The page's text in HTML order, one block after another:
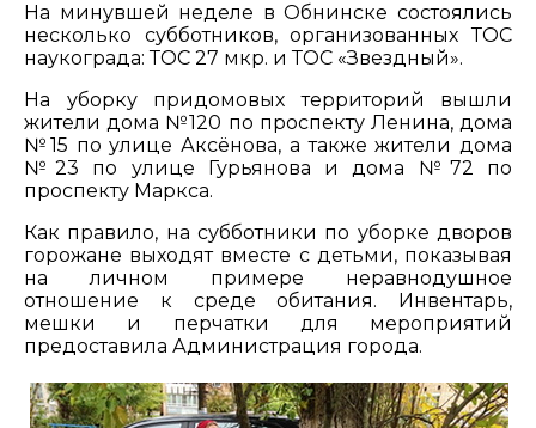
На минувшей неделе в Обнинске состоялись
несколько субботников, организованных ТОС
наукограда: ТОС 27 мкр. и ТОС «Звездный».
На уборку придомовых территорий вышли
жители дома №120 по проспекту Ленина, дома
№15 по улице Аксёнова, а также жители дома
№23 по улице Гурьянова и дома №72 по
проспекту Маркса.
Как правило, на субботники по уборке дворов
горожане выходят вместе с детьми, показывая
на личном примере неравнодушное
отношение к среде обитания. Инвентарь,
мешки и перчатки для мероприятий
предоставила Администрация города.